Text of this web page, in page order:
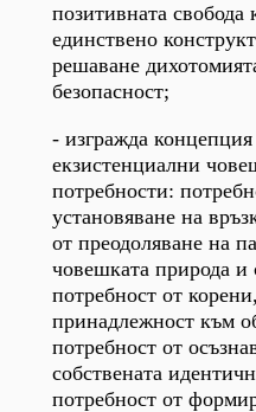
позитивната свобода
единствено
решаване
безопасност;
- изгражда
екзистенциални
потребности:
установяване на
от преодоляване на
човешката природа и
потребност от
принадлежност към
потребност от
собствената
потребност от